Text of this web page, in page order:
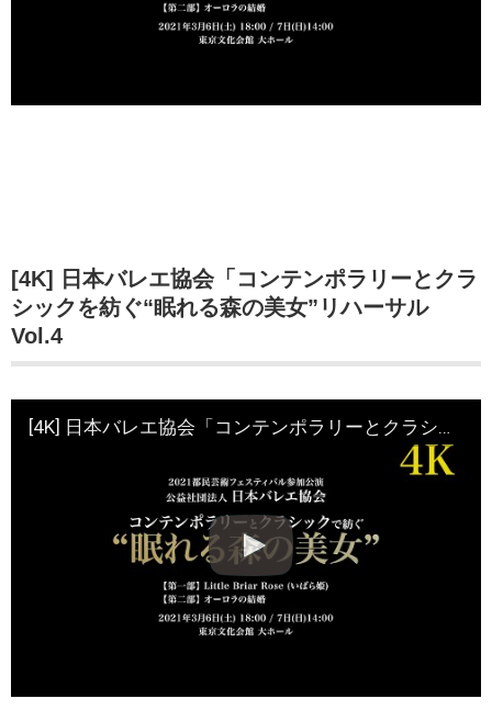
[4K] 日本バレエ協会「コンテンポラリーとクラ
シックを紡ぐ“眠れる森の美女”リハーサル
Vol.4
[4K] 日本バレエ協会「コンテンポラリーとクラシックを紡ぐ“眠れる森の美女”リハーサル Vol.4